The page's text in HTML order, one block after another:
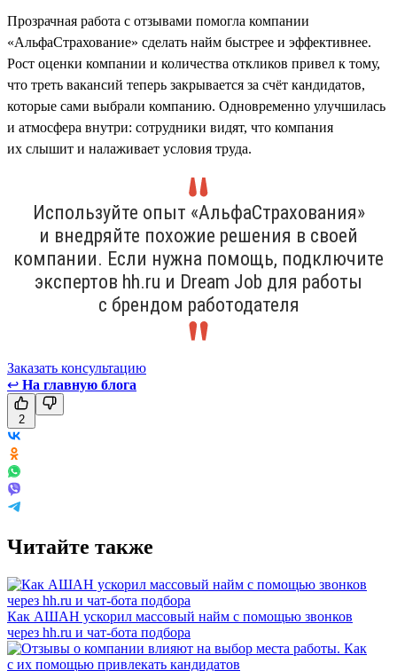
Прозрачная работа с отзывами помогла компании
«АльфаСтрахование» сделать найм быстрее и эффективнее.
Рост оценки компании и количества откликов привел к тому,
что треть вакансий теперь закрывается за счёт кандидатов,
которые сами выбрали компанию. Одновременно улучшилась
и атмосфера внутри: сотрудники видят, что компания
их слышит и налаживает условия труда.
Используйте опыт «АльфаСтрахования»
и внедряйте похожие решения в своей
компании. Если нужна помощь, подключите
экспертов hh.ru и Dream Job для работы
с брендом работодателя
Заказать консультацию
↩ На главную блога
2
Читайте также
Как АШАН ускорил массовый найм с помощью звонков
через hh.ru и чат-бота подбора